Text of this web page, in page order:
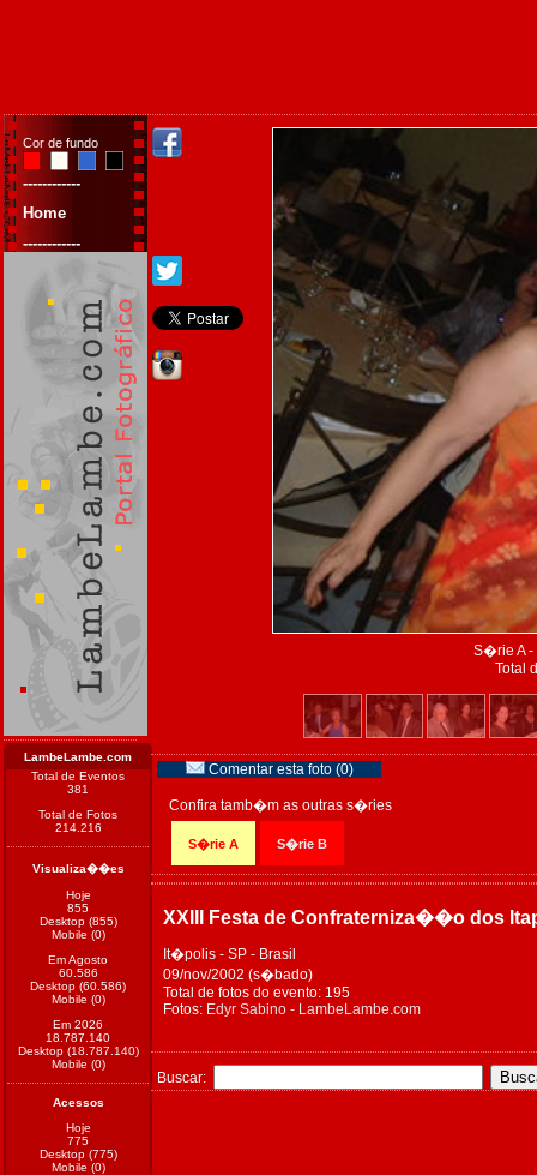
Cor de fundo
------------
Home
------------
LambeLambe.com
Total de Eventos
381
Total de Fotos
214.216
Visualiza��es
Hoje
855
Desktop (855)
Mobile (0)
Em Agosto
60.586
Desktop (60.586)
Mobile (0)
Em 2026
18.787.140
Desktop (18.787.140)
Mobile (0)
Acessos
Hoje
775
Desktop (775)
Mobile (0)
S�rie A -
Total
Comentar esta foto (0)
Confira tamb�m as outras s�ries
S�rie A S�rie B
XXIII Festa de Confraterniza��o dos
It�polis - SP - Brasil
09/nov/2002 (s�bado)
Total de fotos do evento: 195
Fotos: Edyr Sabino - LambeLambe.com
Buscar: